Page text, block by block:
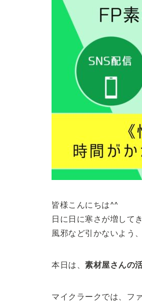
皆様こんにちは^^
日に日に寒さが増して
風邪など引かないよう
本日は、 素材屋さんの
マイクラークでは、フ